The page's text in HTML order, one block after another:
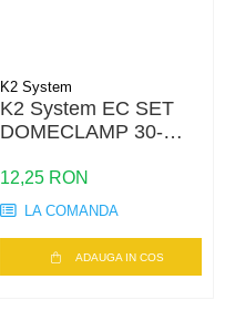
K2 System
K2 System EC SET
DOMECLAMP 30-
UNIVERSAL
12,25 RON
LA COMANDA
ADAUGA IN COS